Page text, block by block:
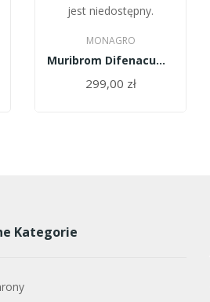
jest niedostępny.
MONAGRO
Muribrom Difenacum Nora Pasta 15kg (zielona)
299,00 zł
Kategorie